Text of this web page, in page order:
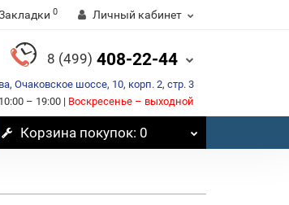
0 Личный кабинет
8 (499) 408-22-44
Очаковское шоссе, 10, корп. 2, стр. 3
– 19:00 | Воскресенье – выходной
Корзинапокупок: 0